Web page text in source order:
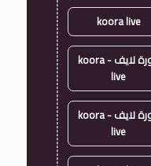
koora live
كورة لايف - koora
live
كورة لايف - koora
live